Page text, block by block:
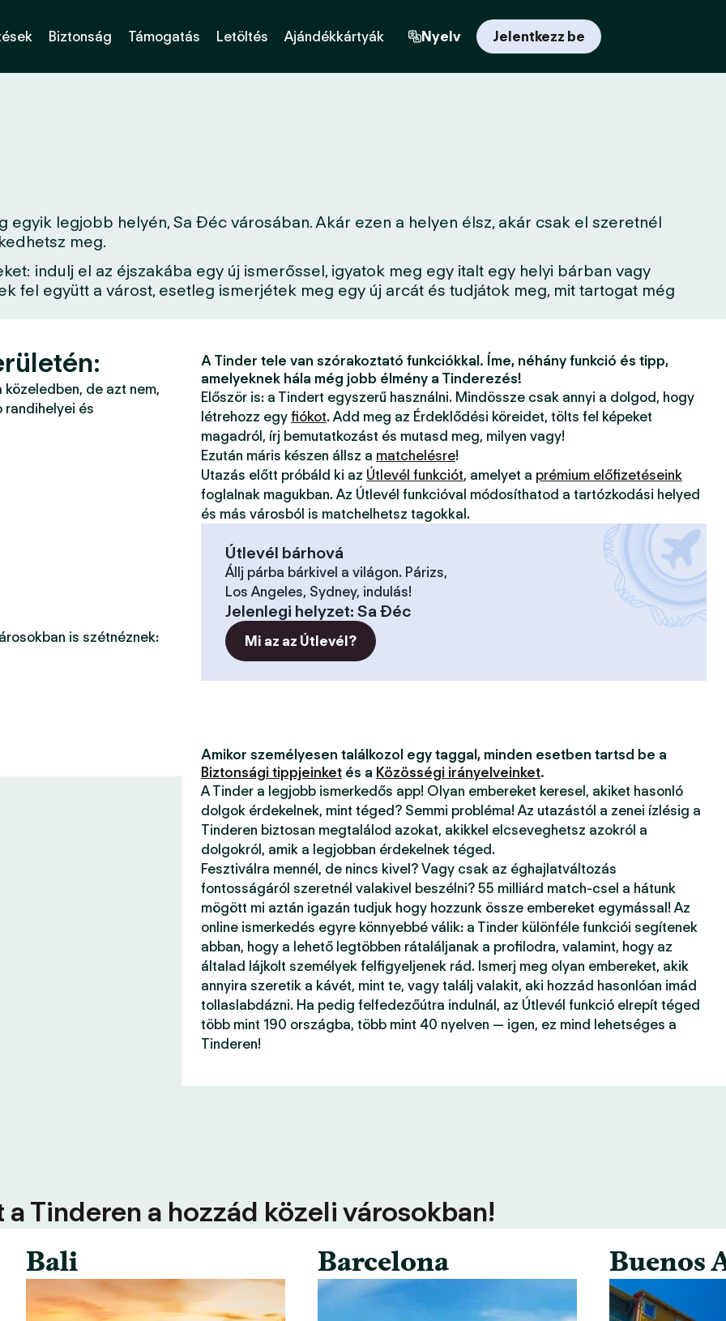
Biztonság Támogatás Letöltés Ajándékkártyák Nyelv Jelentkezz be
legjobb helyén, Sa Đéc városában. Akár ezen a helyen élsz, akár csak el szeretnél
meg.
indulj el az éjszakába egy új ismerőssel, igyatok meg egy italt egy helyi bárban vagy
fel együtt a várost, esetleg ismerjétek meg egy új arcát és tudjátok meg, mit tartogat még
de azt nem,
randihelyei és
is szétnéznek:
A Tinder tele van szórakoztató funkciókkal. Íme, néhány funkció és tipp,
amelyeknek hála még jobb élmény a Tinderezés!
Először is: a Tindert egyszerű használni. Mindössze csak annyi a dolgod, hogy
létrehozz egy fiókot. Add meg az Érdeklődési köreidet, tölts fel képeket
magadról, írj bemutatkozást és mutasd meg, milyen vagy!
Ezután máris készen állsz a matchelésre!
Utazás előtt próbáld ki az Útlevél funkciót, amelyet a prémium előfizetéseink
foglalnak magukban. Az Útlevél funkcióval módosíthatod a tartózkodási helyed
és más városból is matchelhetsz tagokkal.
Útlevél bárhová
Állj párba bárkivel a világon. Párizs,
Los Angeles, Sydney, indulás!
Jelenlegi helyzet: Sa Đéc
Mi az az Útlevél?
Amikor személyesen találkozol egy taggal, minden esetben tartsd be a
Biztonsági tippjeinket és a Közösségi irányelveinket.
A Tinder a legjobb ismerkedős app! Olyan embereket keresel, akiket hasonló
dolgok érdekelnek, mint téged? Semmi probléma! Az utazástól a zenei ízlésig a
Tinderen biztosan megtalálod azokat, akikkel elcseveghetsz azokról a
dolgokról, amik a legjobban érdekelnek téged.
Fesztiválra mennél, de nincs kivel? Vagy csak az éghajlatváltozás
fontosságáról szeretnél valakivel beszélni? 55 milliárd match-csel a hátunk
mögött mi aztán igazán tudjuk hogy hozzunk össze embereket egymással! Az
online ismerkedés egyre könnyebbé válik: a Tinder különféle funkciói segítenek
abban, hogy a lehető legtöbben rátaláljanak a profilodra, valamint, hogy az
általad lájkolt személyek felfigyeljenek rád. Ismerj meg olyan embereket, akik
annyira szeretik a kávét, mint te, vagy találj valakit, aki hozzád hasonlóan imád
tollaslabdázni. Ha pedig felfedezőútra indulnál, az Útlevél funkció elrepít téged
több mint 190 országba, több mint 40 nyelven — igen, ez mind lehetséges a
Tinderen!
Tinderen a hozzád közeli városokban!
Bali Barcelona Buenos